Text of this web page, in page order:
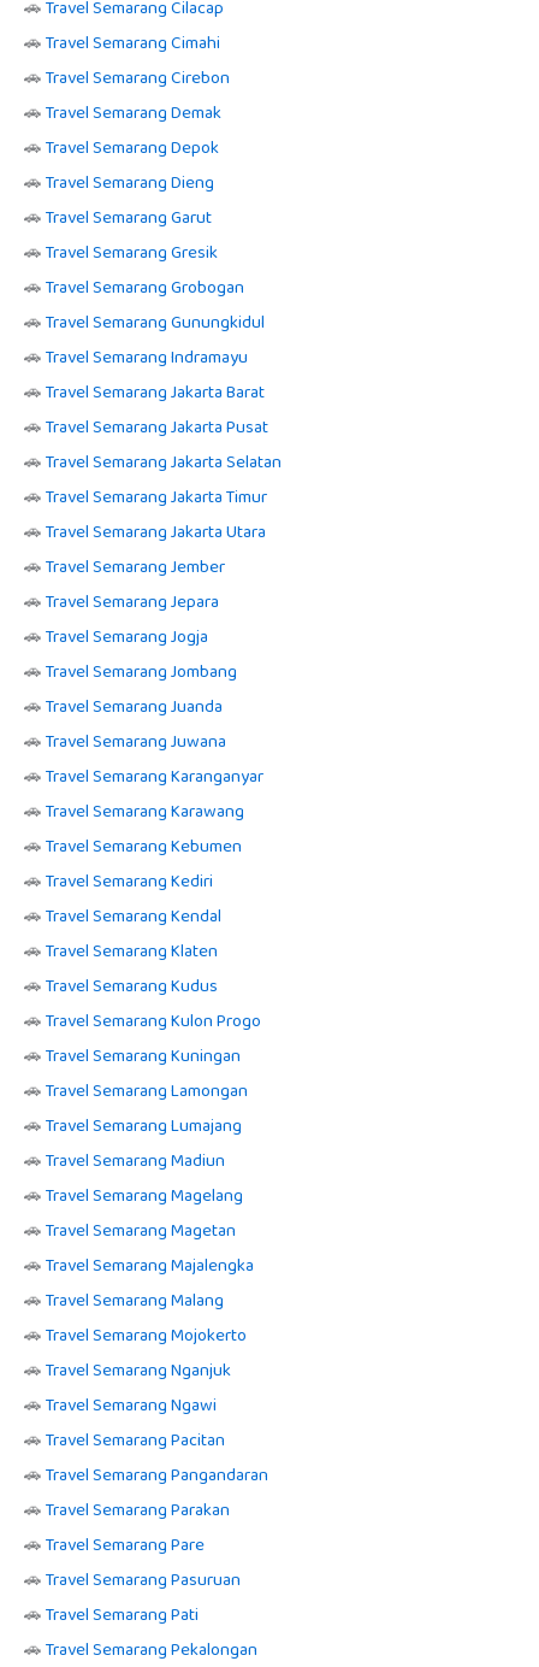
🚗Travel Semarang Cilacap
🚗Travel Semarang Cimahi
🚗Travel Semarang Cirebon
🚗Travel Semarang Demak
🚗Travel Semarang Depok
🚗Travel Semarang Dieng
🚗Travel Semarang Garut
🚗Travel Semarang Gresik
🚗Travel Semarang Grobogan
🚗Travel Semarang Gunungkidul
🚗Travel Semarang Indramayu
🚗Travel Semarang Jakarta Barat
🚗Travel Semarang Jakarta Pusat
🚗Travel Semarang Jakarta Selatan
🚗Travel Semarang Jakarta Timur
🚗Travel Semarang Jakarta Utara
🚗Travel Semarang Jember
🚗Travel Semarang Jepara
🚗Travel Semarang Jogja
🚗Travel Semarang Jombang
🚗Travel Semarang Juanda
🚗Travel Semarang Juwana
🚗Travel Semarang Karanganyar
🚗Travel Semarang Karawang
🚗Travel Semarang Kebumen
🚗Travel Semarang Kediri
🚗Travel Semarang Kendal
🚗Travel Semarang Klaten
🚗Travel Semarang Kudus
🚗Travel Semarang Kulon Progo
🚗Travel Semarang Kuningan
🚗Travel Semarang Lamongan
🚗Travel Semarang Lumajang
🚗Travel Semarang Madiun
🚗Travel Semarang Magelang
🚗Travel Semarang Magetan
🚗Travel Semarang Majalengka
🚗Travel Semarang Malang
🚗Travel Semarang Mojokerto
🚗Travel Semarang Nganjuk
🚗Travel Semarang Ngawi
🚗Travel Semarang Pacitan
🚗Travel Semarang Pangandaran
🚗Travel Semarang Parakan
🚗Travel Semarang Pare
🚗Travel Semarang Pasuruan
🚗Travel Semarang Pati
🚗Travel Semarang Pekalongan